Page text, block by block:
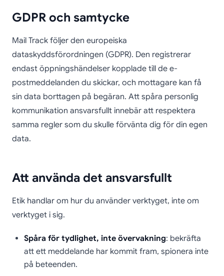
GDPR och samtycke
Mail Track följer den europeiska
dataskyddsförordningen (GDPR). Den registrerar
endast öppningshändelser kopplade till de e-
postmeddelanden du skickar, och mottagare kan få
sin data borttagen på begäran. Att spåra personlig
kommunikation ansvarsfullt innebär att respektera
samma regler som du skulle förvänta dig för din egen
data.
Att använda det ansvarsfullt
Etik handlar om hur du använder verktyget, inte om
verktyget i sig.
Spåra för tydlighet, inte övervakning: bekräfta
att ett meddelande har kommit fram, spionera inte
på beteenden.